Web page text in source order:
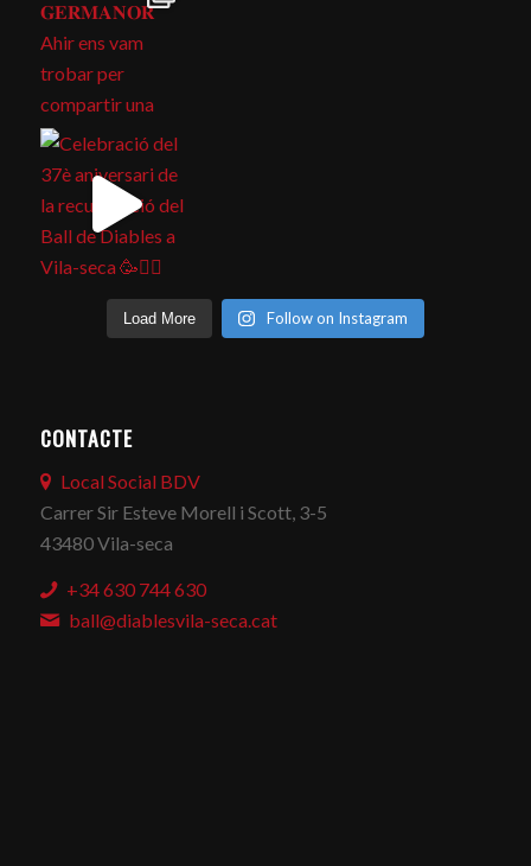
Load More Follow on Instagram
CONTACTE
Local Social BDV
Carrer Sir Esteve Morell i Scott, 3-5
43480 Vila-seca
+34 630 744 630
ball@diablesvila-seca.cat